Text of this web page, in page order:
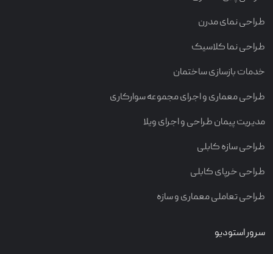
طراحی نمای مدرن
طراحی نما کلاسیک
خدمات بازسازی ساختمان
طراحی معماری و اجرای مجموعه سوارکاری
مدیریت پیمان طراحی و اجرای ویلا
طراحی سازه کابلی
طراحی خرپای کابلی
طراحی تعاملی معماری و سازه
سرور استودیو